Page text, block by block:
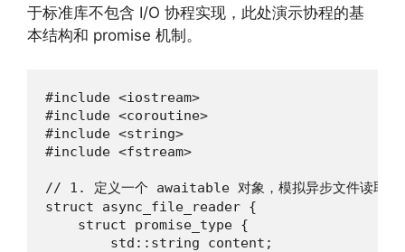
于标准库不包含 I/O 协程实现，此处演示协程的基
本结构和 promise 机制。
#include <iostream>
#include <coroutine>
#include <string>
#include <fstream>
// 1. 定义一个 awaitable 对象，模拟异步文件读取
struct async_file_reader {
    struct promise_type {
        std::string content;